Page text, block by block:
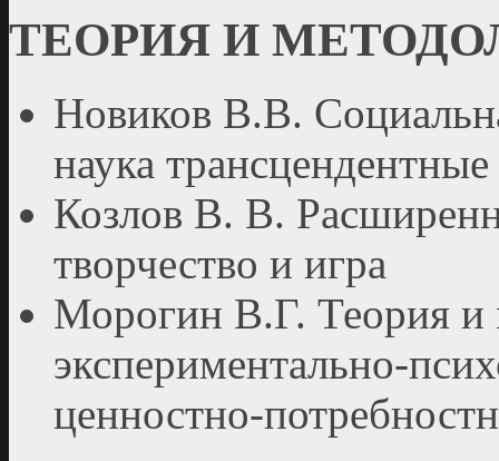
ТЕОРИЯ И
Новиков В.В.
наука трансцендентные
Козлов В. В.
творчество и игра
Морогин В.Г. Теория и
экспериментально-
ценностно-